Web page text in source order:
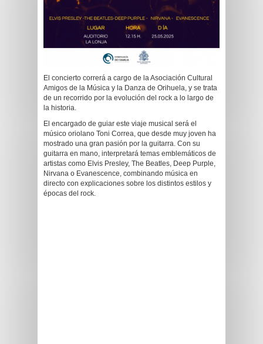
El concierto correrá a cargo de la Asociación Cultural
Amigos de la Música y la Danza de Orihuela, y se trata
de un recorrido por la evolución del rock a lo largo de
la historia.
El encargado de guiar este viaje musical será el
músico oriolano Toni Correa, que desde muy joven ha
mostrado una gran pasión por la guitarra. Con su
guitarra en mano, interpretará temas emblemáticos de
artistas como Elvis Presley, The Beatles, Deep Purple,
Nirvana o Evanescence, combinando música en
directo con explicaciones sobre los distintos estilos y
épocas del rock.